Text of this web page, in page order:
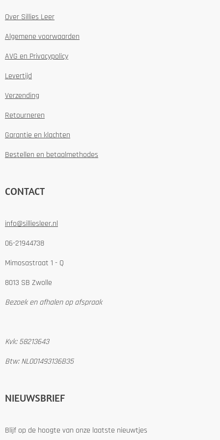
Over Sillies Leer
Algemene voorwaarden
AVG en Privacypolicy
Levertijd
Verzending
Retourneren
Garantie en klachten
Bestellen en betaalmethodes
CONTACT
info@silliesleer.nl
06-21944738
Mimosastraat 1 - Q
8013 SB Zwolle
Bezoek en afhalen op afspraak
Kvk: 58213643
Btw: NL001493136B35
NIEUWSBRIEF
Blijf op de hoogte van onze laatste nieuwtjes